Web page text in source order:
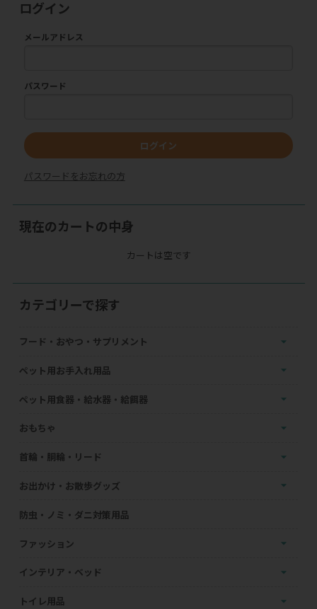
ログイン
メールアドレス
パスワード
ログイン
パスワードをお忘れの方
現在のカートの中身
カートは空です
カテゴリーで探す
フード・おやつ・サプリメント
ペット用お手入れ用品
ペット用食器・給水器・給餌器
おもちゃ
首輪・胴輪・リード
お出かけ・お散歩グッズ
防虫・ノミ・ダニ対策用品
ファッション
インテリア・ベッド
トイレ用品